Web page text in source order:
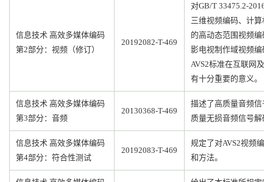
信息技术 高效多媒体编码
第2部分：视频（修订）
20192082-T-469
对GB/T 33475.2-2016
三维视频编码、计算
的高动态范围视频编
影电视制作域视频编
AVS2标准在互联网及
有十分重要的意义。
信息技术 高效多媒体编码
第3部分：音频
20130368-T-469
描述了高质量音频信
质量无损音频信号解码
信息技术 高效多媒体编码
第4部分：符合性测试
20192083-T-469
规定了对AVS2视频编
和方法。